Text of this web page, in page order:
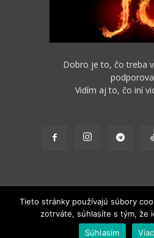
Dobro je to, čo treba
Vidím aj to, čo iní
2012 - 2022 Obsah stránok je možné
zdroj ďalej
Tieto stránky používajú súbory
zotrváte, súhlasíte s tým, že
Súhlasím